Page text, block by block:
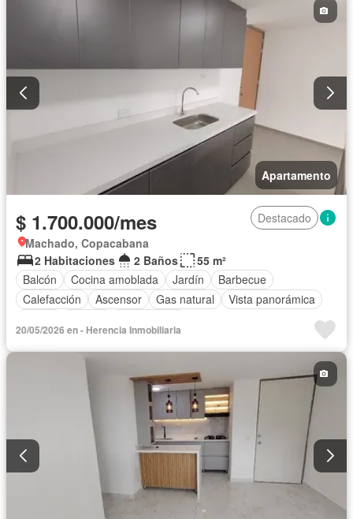
Apartamento
$ 1.700.000/mes
Destacado
Machado, Copacabana
2 Habitaciones
2 Baños
55 m²
Balcón
Cocina amoblada Jardín
Barbecue
Calefacción
Ascensor Gas natural
Vista panorámica
20/05/2026 en - Herencia Inmobiliaria